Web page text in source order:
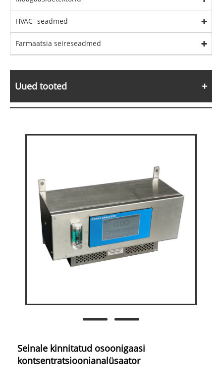
HVAC -seadmed
Farmaatsia seireseadmed
Uued tooted
Seinale kinnitatud osoonigaasi
kontsentratsioonianalüsaator